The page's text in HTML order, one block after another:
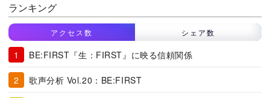
ランキング
アクセス数 シェア数
BE:FIRST『生：FIRST』に映る信頼関係
歌声分析 Vol.20：BE:FIRST